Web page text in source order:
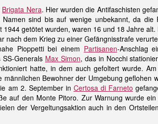
Brigata Nera. Hier wurden die Antifaschisten
sind bis auf wenige unbekannt, da die
getötet wurden, waren 16 und 18 Jahre alt.
nach dem Krieg zu einer Gefängnisstrafe
Pioppetti bei einem Partisanen-Anschlag
Generals Max Simon, das in Nocchi
hatte, in dem auch gefoltert wurde.
Bewohner der Umgebung geflohen
am 2. September in Certosa di Farneto
auf den Monte Pitoro. Zur Warnung wurde
der Vergeltungsaktion auch in den